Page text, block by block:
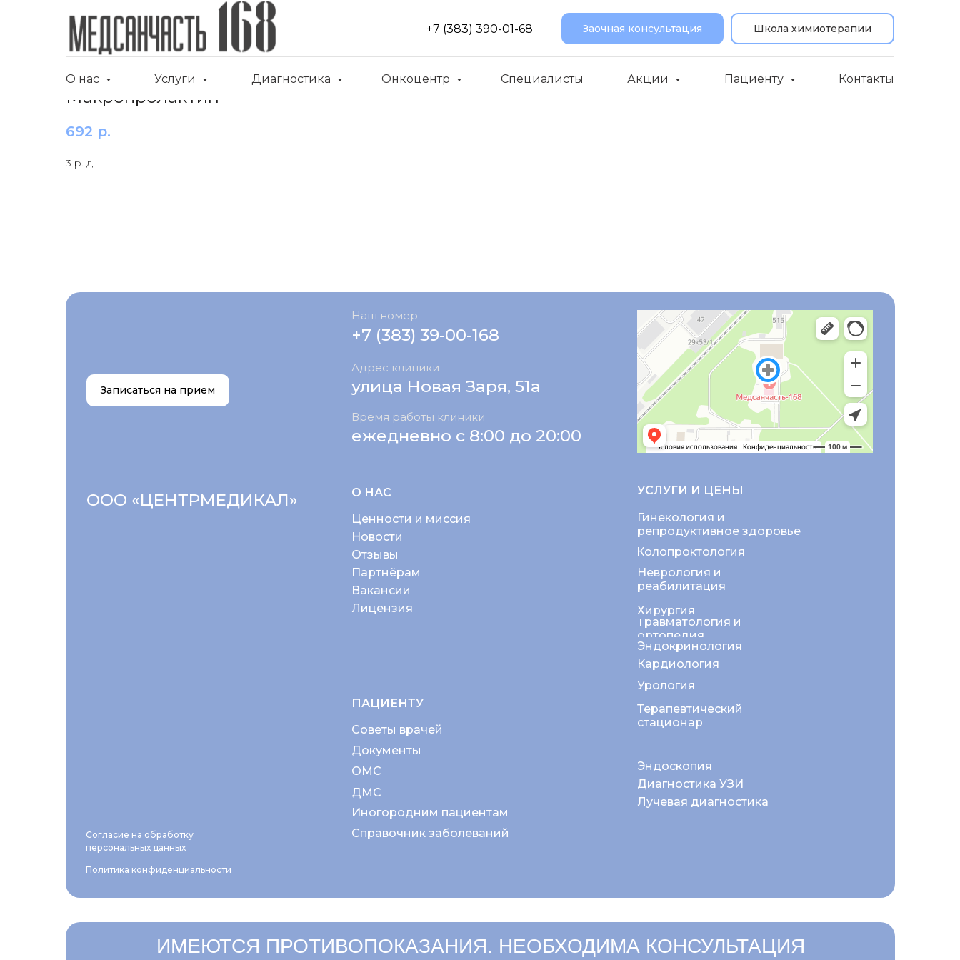
+7 (383) 390-01-68 Заочная консультация Школа химиотерапии
О нас Услуги Диагностика Онкоцентр Специалисты Акции Пациенту Контакты
Макропролактин
692 р.
3 р. д.
О НАС
Политика конфиденциальности
Согласие на обработку
персональных данных
Ценности и миссия
Новости
+7 (383) 39-00-168
Отзывы
Партнёрам
Вакансии
Лицензия
Неврология и
реабилитация
Колопроктология
Хирургия
Гинекология и
репродуктивное здоровье
Диагностика УЗИ
Эндоскопия
Травматология и
ортопедия
Эндокринология
Терапевтический
стационар
Кардиология
Урология
Лучевая диагностика
УСЛУГИ И ЦЕНЫ
ПАЦИЕНТУ
Советы врачей
ОМС
Документы
ДМС
Иногородним пациентам
Справочник заболеваний
Наш номер
ежедневно с 8:00 до 20:00
Время работы клиники
Адрес клиники
улица Новая Заря, 51а
ООО «ЦЕНТРМЕДИКАЛ»
Записаться на прием
ИМЕЮТСЯ ПРОТИВОПОКАЗАНИЯ. НЕОБХОДИМА КОНСУЛЬТАЦИЯ